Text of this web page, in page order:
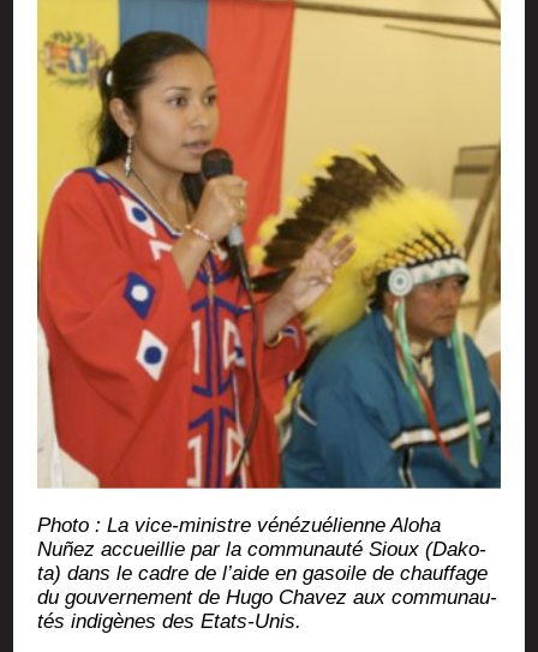
Pho­to : La vice-ministre véné­zué­lienne Alo­ha
Nuñez accueillie par la com­mu­nau­té Sioux (Dako­
ta) dans le cadre de l’aide en gasoile de chauf­fage
du gou­ver­ne­ment de Hugo Cha­vez aux com­mu­nau­
tés indi­gènes des Etats-Unis.